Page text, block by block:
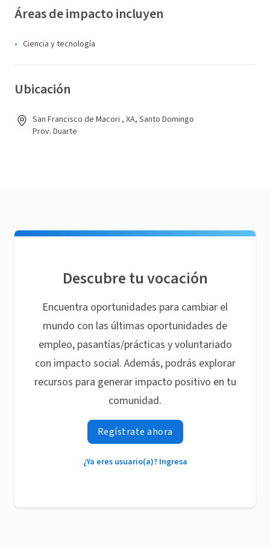
Áreas de impacto incluyen
Ciencia y tecnología
Ubicación
San Francisco de Macori , XA, Santo Domingo
Prov. Duarte
Descubre tu vocación
Encuentra oportunidades para cambiar el
mundo con las últimas oportunidades de
empleo, pasantías/prácticas y voluntariado
con impacto social. Además, podrás explorar
recursos para generar impacto positivo en tu
comunidad.
Regístrate ahora
¿Ya eres usuario(a)? Ingresa